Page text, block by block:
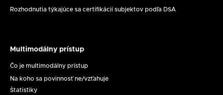
Rozhodnutia týkajúce sa certifikácií subjektov podľa DSA
prístup
Multimodálny prístup
Čo je multimodálny prístup
Na koho sa povinnosť ne/vzťahuje
Štatistiky